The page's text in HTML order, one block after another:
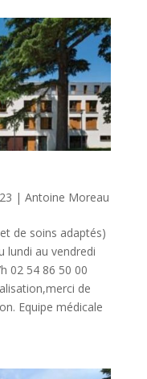
| Antoine Moreau
et de soins adaptés)
lundi au vendredi
02 54 86 50 00
de
Equipe médicale